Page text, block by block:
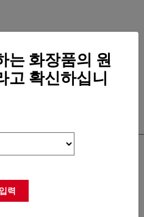
음의 회원입
.
는 화장품의 원
고 확신하십니
입력